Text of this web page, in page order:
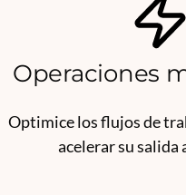
Operaciones
Optimice los flujos de
acelerar su salida